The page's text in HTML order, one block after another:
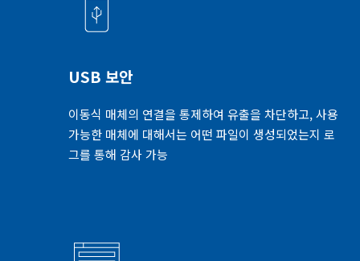
USB 보안
이동식 매체의 연결을 통제하여 유출을 차단하고, 사용
가능한 매체에 대해서는 어떤 파일이 생성되었는지 로
그를 통해 감사 가능